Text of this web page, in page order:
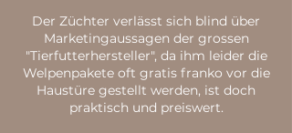
Der Züchter verlässt sich blind über
Marketingaussagen der grossen
"Tierfutterhersteller", da ihm leider die
Welpenpakete oft gratis franko vor die
Haustüre gestellt werden, ist doch
praktisch und preiswert.